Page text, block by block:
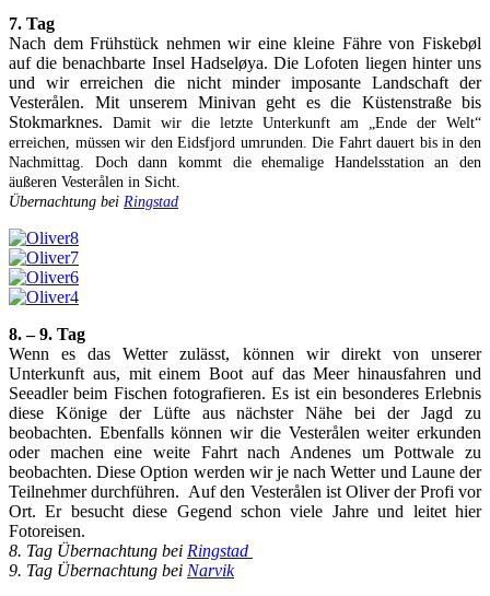
7. Tag
Nach dem Frühstück nehmen wir eine kleine Fähre von Fiskebøl
auf die benachbarte Insel Hadseløya. Die Lofoten liegen hinter uns
und wir erreichen die nicht minder imposante Landschaft der
Vesterålen. Mit unserem Minivan geht es die Küstenstraße bis
Stokmarknes. Damit wir die letzte Unterkunft am „Ende der Welt“
erreichen, müssen wir den Eidsfjord umrunden. Die Fahrt dauert bis in den
Nachmittag. Doch dann kommt die ehemalige Handelsstation an den
äußeren Vesterålen in Sicht.
Übernachtung bei Ringstad
8. – 9. Tag
Wenn es das Wetter zulässt, können wir direkt von unserer
Unterkunft aus, mit einem Boot auf das Meer hinausfahren und
Seeadler beim Fischen fotografieren. Es ist ein besonderes Erlebnis
diese Könige der Lüfte aus nächster Nähe bei der Jagd zu
beobachten. Ebenfalls können wir die Vesterålen weitererkunden
oder machen eine weite Fahrt nach Andenes um Pottwale zu
beobachten. Diese Option werden wir je nach Wetter und Laune der
Teilnehmer durchführen. Auf den Vesterålen ist Oliver der Profi vor
Ort. Er besucht diese Gegend schon viele Jahre und leitet hier
Fotoreisen.
8. Tag Übernachtung bei Ringstad
9. Tag Übernachtung bei Narvik